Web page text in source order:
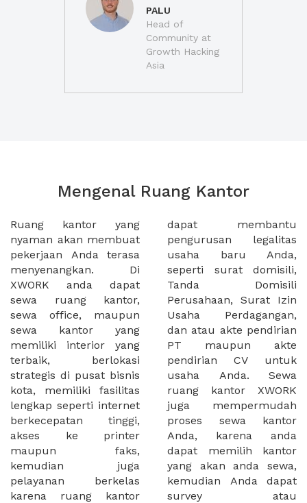
PALU
Head of
Community at
Growth Hacking
Asia
Mengenal Ruang Kantor
Ruang kantor yang
nyaman akan membuat
pekerjaan Anda terasa
menyenangkan. Di
XWORK anda dapat
sewa ruang kantor,
sewa office, maupun
sewa kantor yang
memiliki interior yang
terbaik, berlokasi
strategis di pusat bisnis
kota, memiliki fasilitas
lengkap seperti internet
berkecepatan tinggi,
akses ke printer
maupun faks,
kemudian juga
pelayanan berkelas
karena ruang kantor
dapat membantu
pengurusan legalitas
usaha baru Anda,
seperti surat domisili,
Tanda Domisili
Perusahaan, Surat Izin
Usaha Perdagangan,
dan atau akte pendirian
PT maupun akte
pendirian CV untuk
usaha Anda. Sewa
ruang kantor XWORK
juga mempermudah
proses sewa kantor
Anda, karena anda
dapat memilih kantor
yang akan anda sewa,
kemudian Anda dapat
survey atau